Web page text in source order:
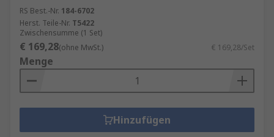
RS Best.-Nr. 184-6702
Herst. Teile-Nr. T5422
Zwischensumme (1 Set)
€ 169,28(ohne MwSt.) € 169,28/Set
Menge
Hinzufügen